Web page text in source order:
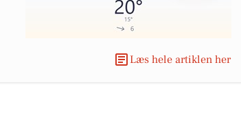
Læs hele artiklen her